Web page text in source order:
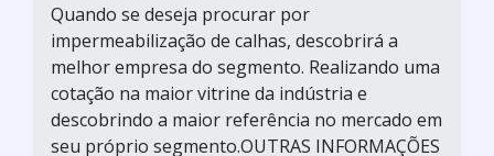
Quando se deseja procurar por
impermeabilização de calhas, descobrirá a
melhor empresa do segmento. Realizando uma
cotação na maior vitrine da indústria e
descobrindo a maior referência no mercado em
seu próprio segmento.OUTRAS INFORMAÇÕES